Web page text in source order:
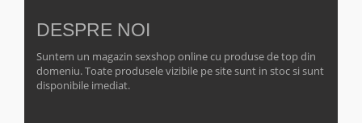
DESPRE NOI
Suntem un magazin sexshop online cu produse de top din
domeniu. Toate produsele vizibile pe site sunt in stoc si sunt
disponibile imediat.